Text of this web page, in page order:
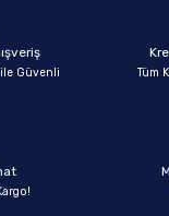
eksik bilgiler bulunuyor.
bulunuyor.
daha pahalı.
ile Güvenli Tüm